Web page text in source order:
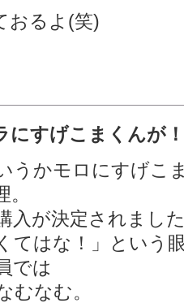
おるよ(笑)
すげこまくんが！
うかモロにすげこ
入が決定されまし
はな！」という
では
むなむ。